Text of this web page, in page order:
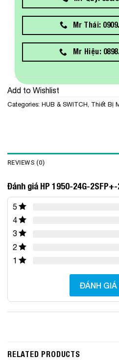
Mr Thái:
Mr Hiệu:
Add to Wishlist
Categories: HUB & SWITCH Thiết Bị
REVIEWS (0)
Đánh giá HP 1950-24G-
5
4
3
2
1
ĐÁNH GIÁ
RELATED PRODUCTS